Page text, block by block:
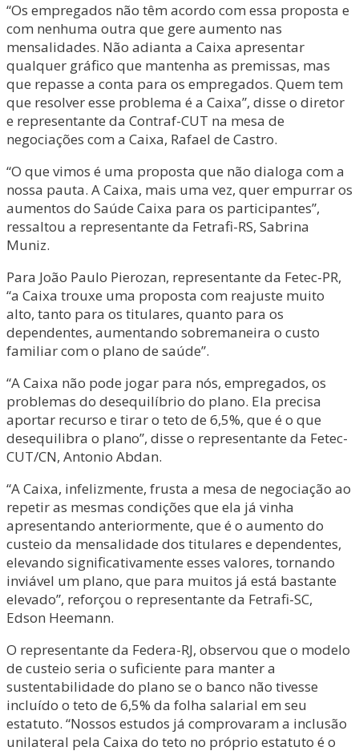
“Os empregados não têm acordo com essa proposta e
com nenhuma outra que gere aumento nas
mensalidades. Não adianta a Caixa apresentar
qualquer gráfico que mantenha as premissas, mas
que repasse a conta para os empregados. Quem tem
que resolver esse problema é a Caixa”, disse o diretor
e representante da Contraf-CUT na mesa de
negociações com a Caixa, Rafael de Castro.
“O que vimos é uma proposta que não dialoga com a
nossa pauta. A Caixa, mais uma vez, quer empurrar os
aumentos do Saúde Caixa para os participantes”,
ressaltou a representante da Fetrafi-RS, Sabrina
Muniz.
Para João Paulo Pierozan, representante da Fetec-PR,
“a Caixa trouxe uma proposta com reajuste muito
alto, tanto para os titulares, quanto para os
dependentes, aumentando sobremaneira o custo
familiar com o plano de saúde”.
“A Caixa não pode jogar para nós, empregados, os
problemas do desequilíbrio do plano. Ela precisa
aportar recurso e tirar o teto de 6,5%, que é o que
desequilibra o plano”, disse o representante da Fetec-
CUT/CN, Antonio Abdan.
“A Caixa, infelizmente, frusta a mesa de negociação ao
repetir as mesmas condições que ela já vinha
apresentando anteriormente, que é o aumento do
custeio da mensalidade dos titulares e dependentes,
elevando significativamente esses valores, tornando
inviável um plano, que para muitos já está bastante
elevado”, reforçou o representante da Fetrafi-SC,
Edson Heemann.
O representante da Federa-RJ, observou que o modelo
de custeio seria o suficiente para manter a
sustentabilidade do plano se o banco não tivesse
incluído o teto de 6,5% da folha salarial em seu
estatuto. “Nossos estudos já comprovaram a inclusão
unilateral pela Caixa do teto no próprio estatuto é o